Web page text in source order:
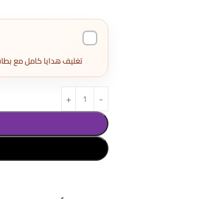
تغليف هدايا كامل مع بطاقة إهداء و3 قطع